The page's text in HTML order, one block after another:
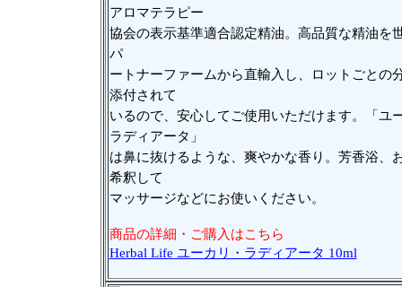
アロマテラピー
協会の表示基準適合認定精油。高品質な精油を
パ
ートナーファームから直輸入し、ロットごとの
添付されて
いるので、安心してご使用いただけます。「ユ
ラディアータ」
は鼻に抜けるような、爽やかな香り。芳香浴、
希釈して
マッサージなどにお使いください。
商品の詳細・ご購入はこちら
Herbal Life ユーカリ・ラディアータ 10ml